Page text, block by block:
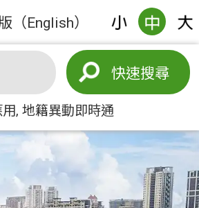
（English）
搜尋
地籍異動即時通